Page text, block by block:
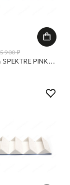
5 900 ₽
Палетка SPEKTRE PINK BOX